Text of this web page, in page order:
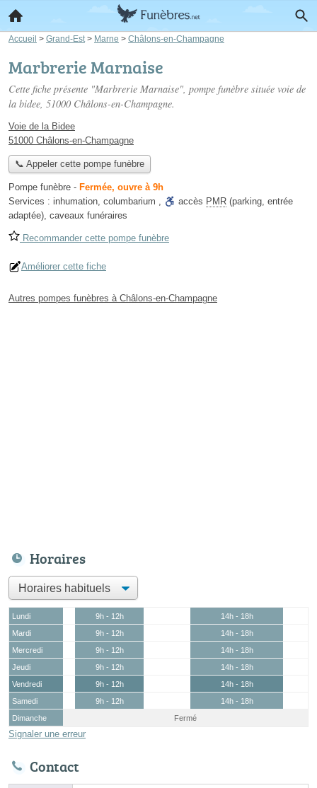
Accueil > Grand-Est > Marne > Châlons-en-Champagne
Marbrerie Marnaise
Cette fiche présente "Marbrerie Marnaise", pompe funèbre située voie de
la bidee, 51000 Châlons-en-Champagne.
Voie de la Bidee
51000 Châlons-en-Champagne
📞 Appeler cette pompe funèbre
Pompe funèbre - Fermée, ouvre à 9h
Services : inhumation, columbarium , accès PMR (parking, entrée
adaptée), caveaux funéraires
Recommander cette pompe funèbre
Améliorer cette fiche
Autres pompes funèbres à Châlons-en-Champagne
Horaires
Lundi 9h - 12h
14h - 18h
Mardi
9h - 12h
14h - 18h
Mercredi
9h - 12h
14h - 18h
Jeudi
9h - 12h
14h - 18h
Vendredi
9h - 12h
14h - 18h
Samedi
9h - 12h
14h - 18h
Dimanche
Fermé
Signaler une erreur
Contact